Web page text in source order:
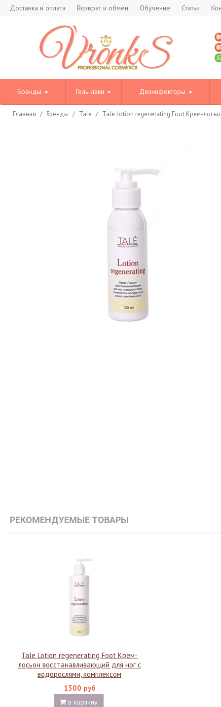
Доставка и оплата Возврат и обмен Обучение Статьи
Бренды Гель-лаки Дезинфекторы
Главная / Бренды / Tale / Tale Lotion regenerating Foot Крем-
РЕКОМЕНДУЕМЫЕ ТОВАРЫ
Tale Lotion regenerating Foot Крем-
лосьон восстанавливающий для ног с
водорослями, комплексом
натуральных масел и витамином Е
250 мл
1300 руб
в корзину